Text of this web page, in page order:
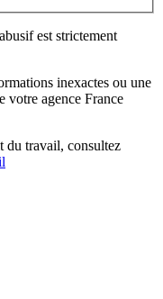
est strictement
inexactes ou une
votre agence France
du travail, consultez